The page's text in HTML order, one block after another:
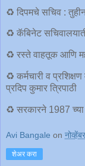
♻️ दिपमचे सचिव :
♻️ कॅबिनेट
♻️ रस्ते वाहतूक आणि
♻️ कर्मचारी व
प्रदिप कुमार त्रिपाठी
♻️ सरकारने 1987 च्या
Avi Bangale on
शेअर करा